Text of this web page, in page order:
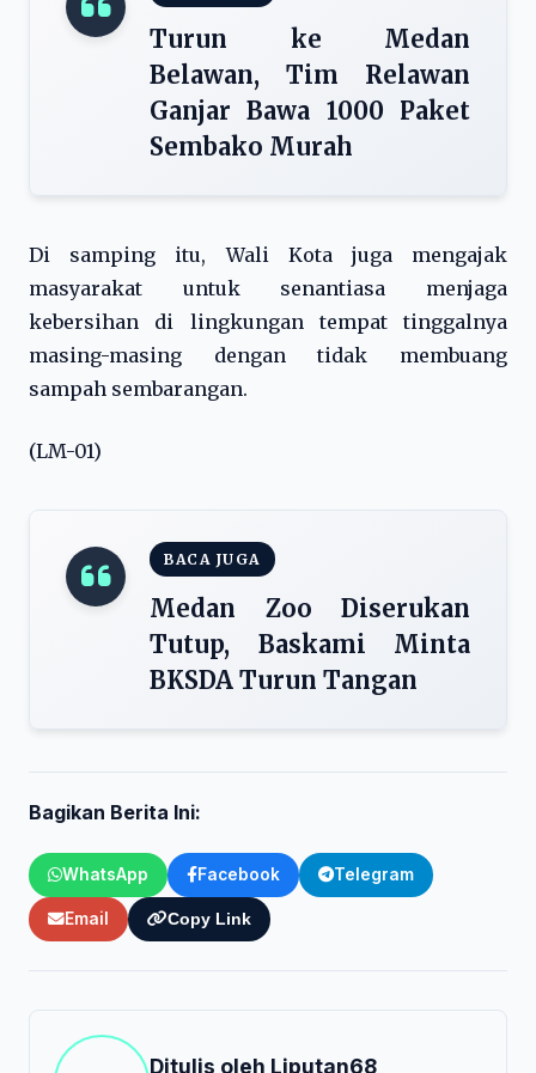
Turun ke Medan
Belawan, Tim Relawan
Ganjar Bawa 1000 Paket
Sembako Murah
Di samping itu, Wali Kota juga mengajak
masyarakat untuk senantiasa menjaga
kebersihan di lingkungan tempat tinggalnya
masing-masing dengan tidak membuang
sampah sembarangan.
(LM-01)
BACA JUGA
Medan Zoo Diserukan
Tutup, Baskami Minta
BKSDA Turun Tangan
Bagikan Berita Ini:
WhatsApp Facebook Telegram
Email Copy Link
Ditulis oleh Liputan68